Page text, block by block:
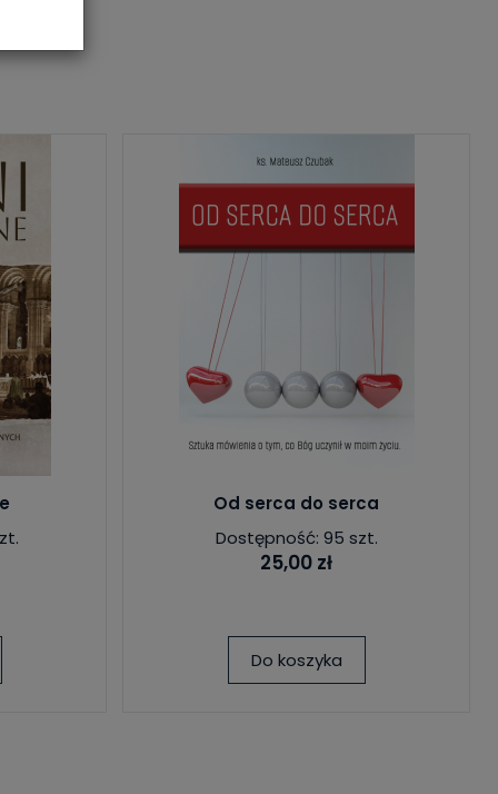
Od serca do serca
Dostępność: 95 szt.
25,00 zł
Do koszyka